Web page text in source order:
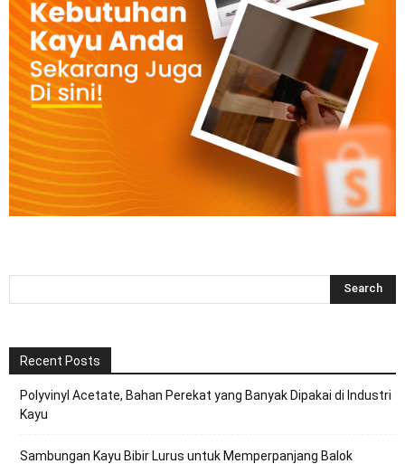
Recent Posts
Polyvinyl Acetate, Bahan Perekat yang Banyak Dipakai di Industri
Kayu
Sambungan Kayu Bibir Lurus untuk Memperpanjang Balok